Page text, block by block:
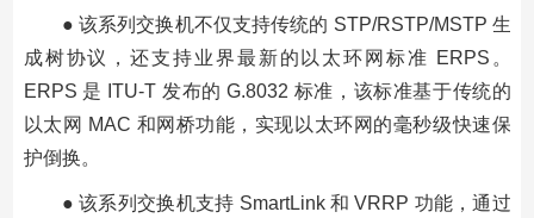
● 该系列交换机不仅支持传统的 STP/RSTP/MSTP 生
成树协议，还支持业界最新的以太环网标准 ERPS。
ERPS 是 ITU-T 发布的 G.8032 标准，该标准基于传统的
以太网 MAC 和网桥功能，实现以太环网的毫秒级快速保
护倒换。
● 该系列交换机支持 SmartLink 和 VRRP 功能，通过